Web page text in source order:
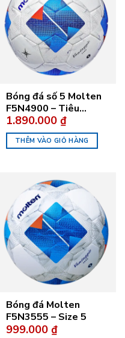
Bóng đá số 5 Molten
F5N4900 – Tiêu
chuẩn FIFA Quality
Pro
1.890.000₫
THÊM VÀO GIỎ HÀNG
Bóng đá Molten
F5N3555 – Size 5
999.000₫